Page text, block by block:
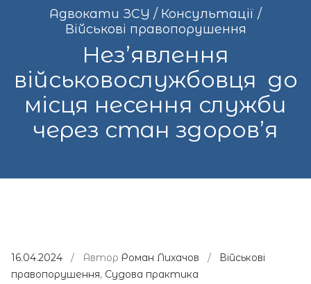
Нез’явлення
військовослужбовця до
місця несення служби
через стан здоров’я
Адвокати ЗСУ / Консультації /
Військові правопорушення
16.04.2024 / Автор Роман Лихачов /
Військові
правопорушення, Судова практика